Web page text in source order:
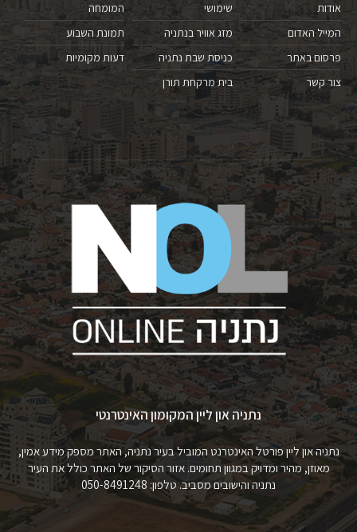
אודות
המייל האדום
פרסום באתר
צור קשר
שימושי
מזג אוויר בנתניה
כניסת שבת נתניה
בית מרקחת תורן
המומחה
תמונת השבוע
דעות מקומיות
נתניה און ליין המקומון האינטרנטי
נתניה און ליין פורטל האינטרנט המוביל בעיר נתניה, האתר מספק מידע אמין,
מאוזן, מהיר ומדויק במגוון תחומים. אזור הסיקור של האתר כולל את העיר
נתניה והישובים מסביב. טלפון: 050-8491248